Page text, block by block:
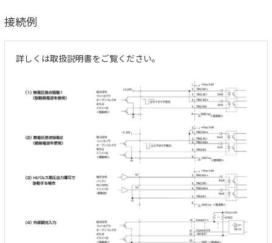
接続例
詳しくは取扱説明書をご覧ください。